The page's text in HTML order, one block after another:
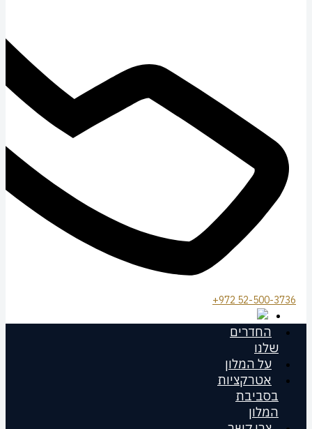
972 52-500-3736+
החדרים
שלנו
על המלון
אטרקציות
בסביבת
המלון